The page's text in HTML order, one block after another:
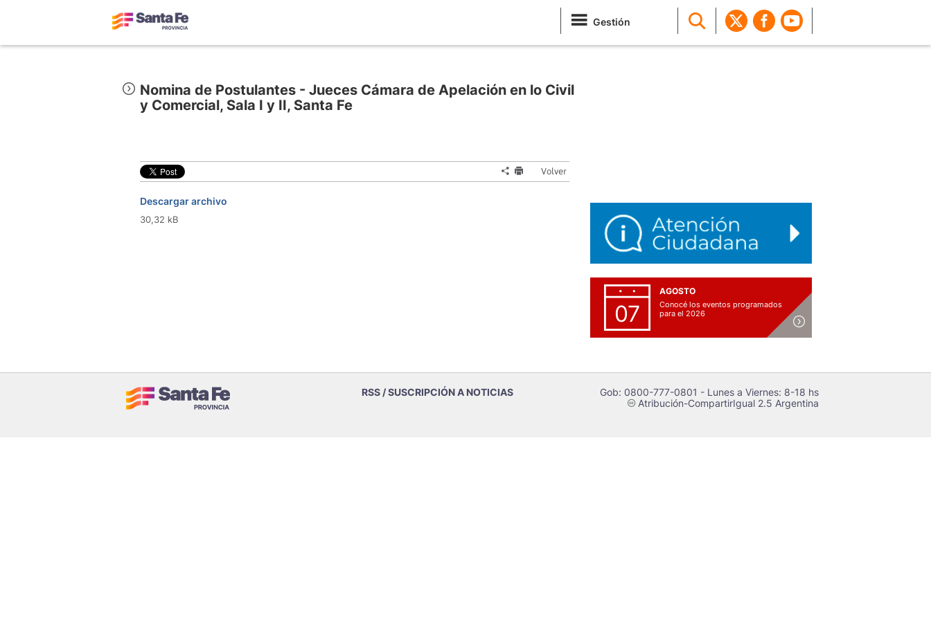
Gestión
Nomina de Postulantes - Jueces Cámara de Apelación en lo Civil
y Comercial, Sala I y II, Santa Fe
Volver
Descargar archivo
30,32 kB
07
AGOSTO
Conocé los eventos programados
para el 2026
RSS / SUSCRIPCIÓN A NOTICIAS Gob: 0800-777-0801 - Lunes a Viernes: 8-18 hs
cAtribución-CompartirIgual 2.5 Argentina